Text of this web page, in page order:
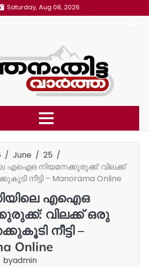
Saturday, Aug 08, 2026
June
25
എഐഒ നിയമനക്കുരുക്ക്: വിലക്ക്
നീട്ടി – Manorama Online
എഐഒ
വിലക്ക് ഒരു
നീട്ടി –
Online
byadmin